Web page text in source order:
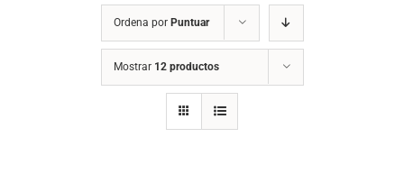
Ordena por Puntuar
Mostrar 12 productos